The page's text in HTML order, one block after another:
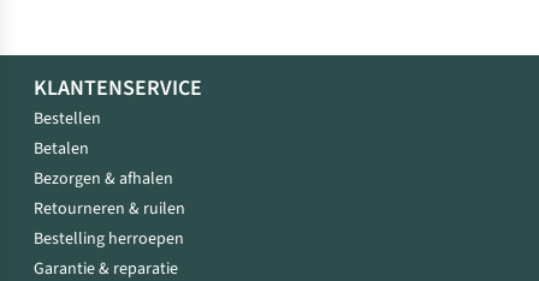
KLANTENSERVICE
Bestellen
Betalen
Bezorgen & afhalen
Retourneren & ruilen
Bestelling herroepen
Garantie & reparatie